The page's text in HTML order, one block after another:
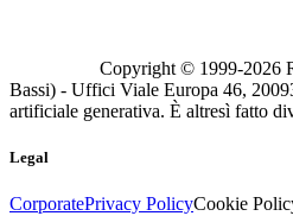
Copyright © 1999-2026
Bassi) - Uffici Viale Europa 46,
artificiale generativa. È altresì fatto
Legal
CorporatePrivacy PolicyCookie